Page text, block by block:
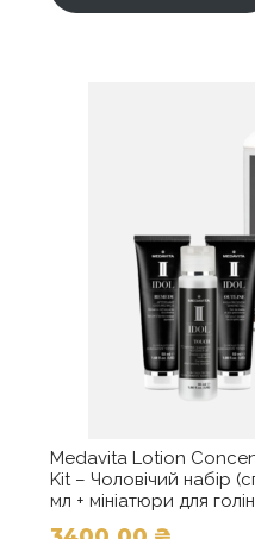
Medavita Lotion
Kit – Чоловічий набір
мл + мініатюри для